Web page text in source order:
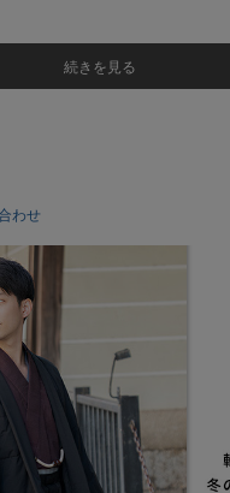
別布:ポリエステル 100%/中綿:ダ
いて]
グに沿ってお取り扱い下さい。
ついて]
客様に少しでも安くご提供出来る
ます。
ないエコ出荷にて商品を出荷して
での理由による返品、交換は固く
。
わせ